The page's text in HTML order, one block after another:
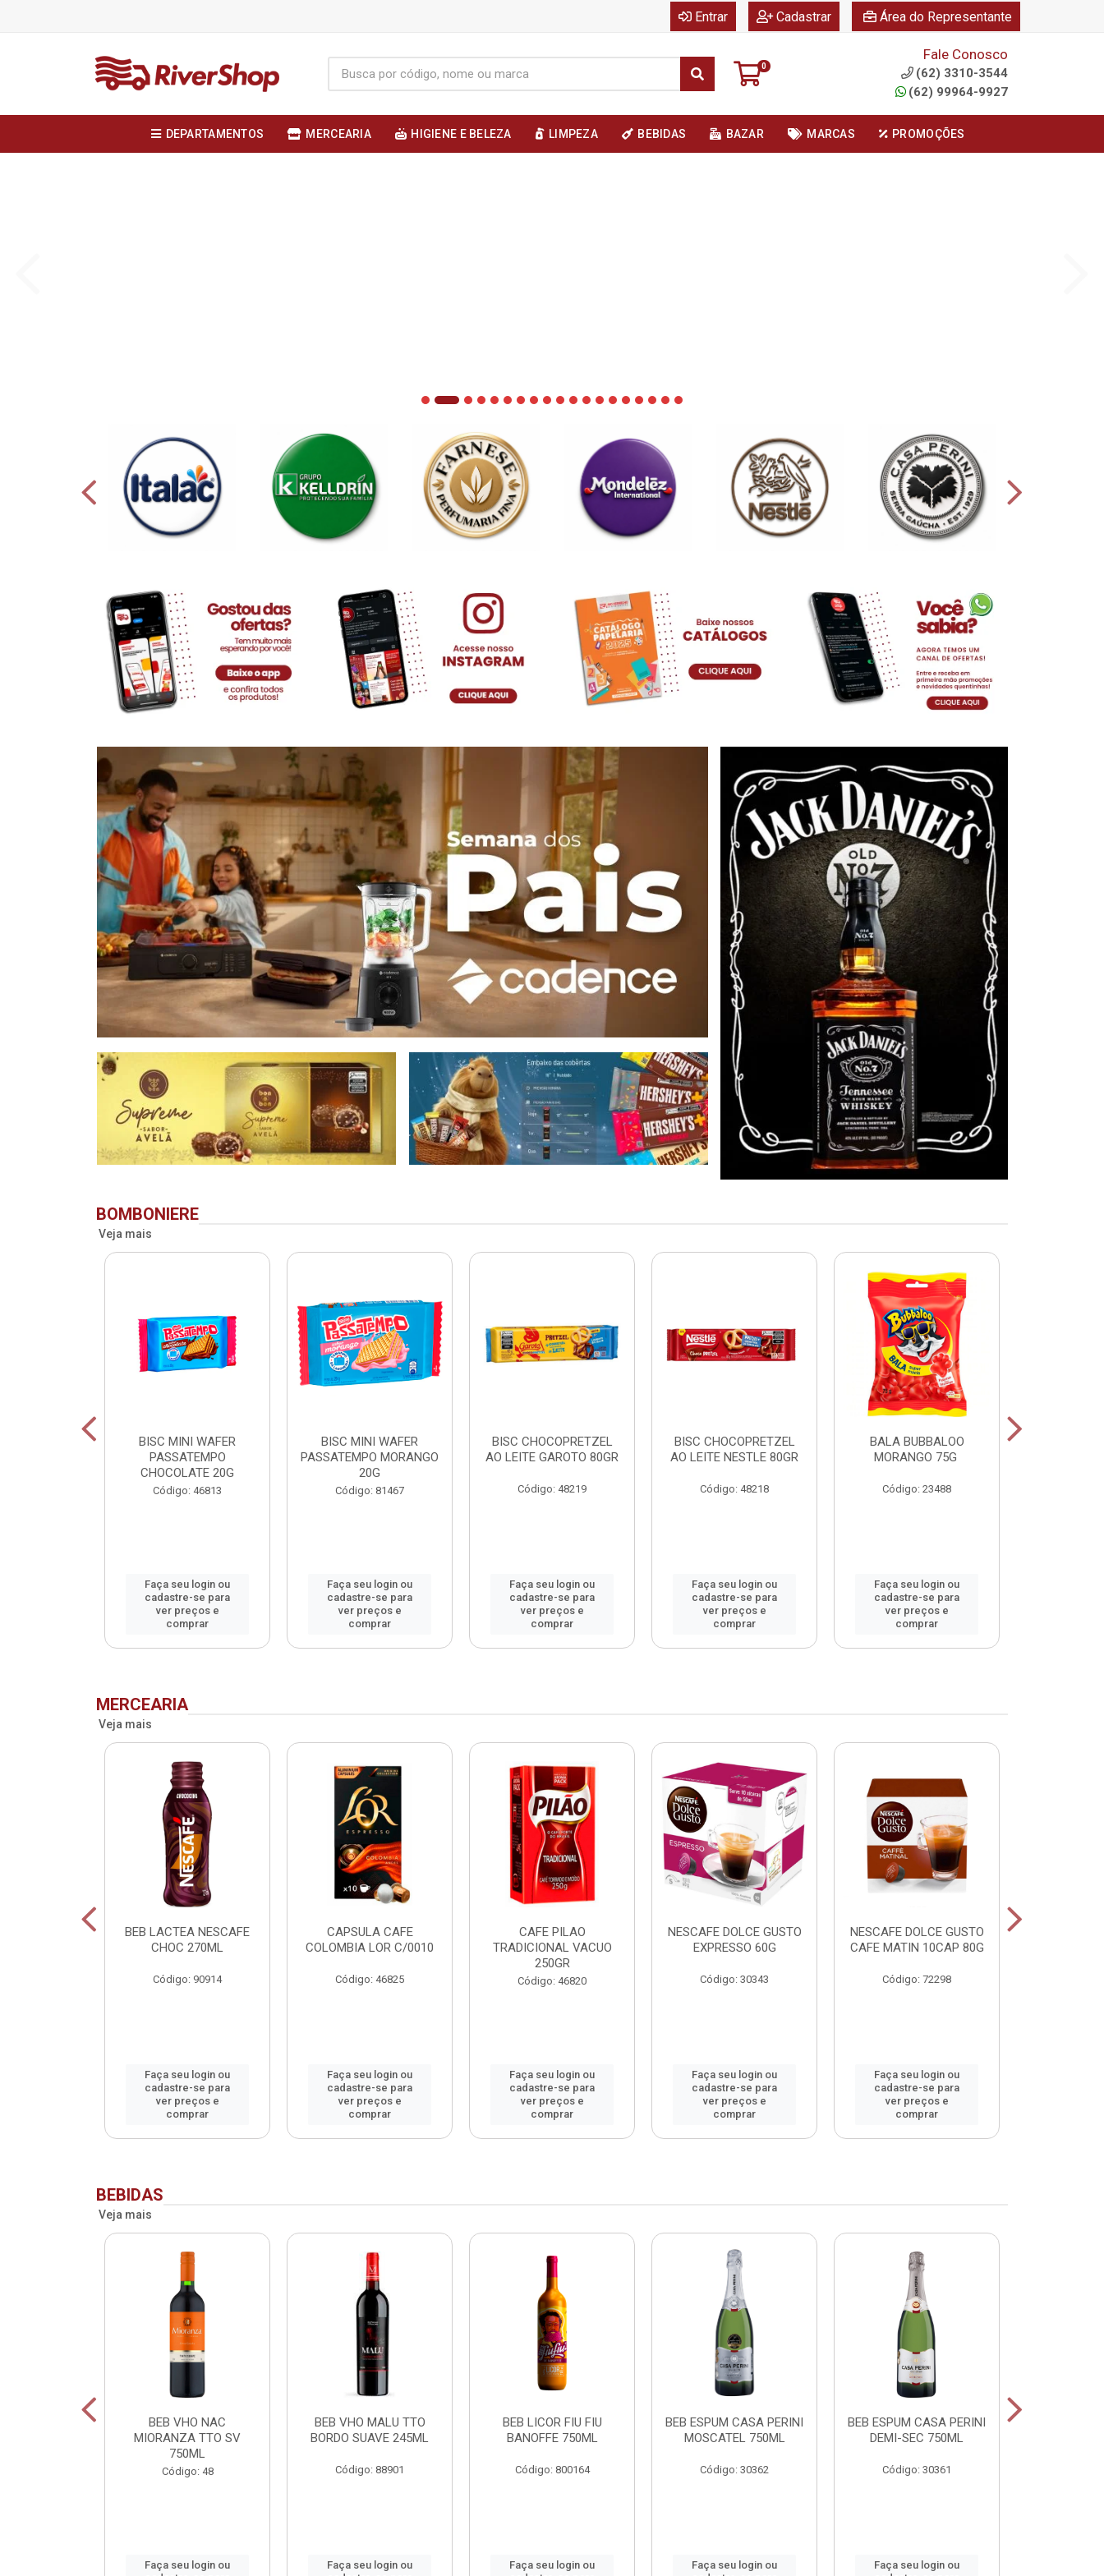
Entrar Cadastrar Área do Representante
0
Fale Conosco
(62) 3310-3544
(62) 99964-9927
DEPARTAMENTOS MERCEARIA HIGIENE E BELEZA LIMPEZA BEBIDAS BAZAR MARCAS PROMOÇÕES
BOMBONIERE
Veja mais
BISC MINI WAFER
PASSATEMPO
CHOCOLATE 20G
Código: 46813
Faça seu login ou
cadastre-se para
ver preços e
comprar
BISC MINI WAFER
PASSATEMPO MORANGO
20G
Código: 81467
Faça seu login ou
cadastre-se para
ver preços e
comprar
BISC CHOCOPRETZEL
AO LEITE GAROTO 80GR
Código: 48219
Faça seu login ou
cadastre-se para
ver preços e
comprar
BISC CHOCOPRETZEL
AO LEITE NESTLE 80GR
Código: 48218
Faça seu login ou
cadastre-se para
ver preços e
comprar
BALA BUBBALOO
MORANGO 75G
Código: 23488
Faça seu login ou
cadastre-se para
ver preços e
comprar
MERCEARIA
Veja mais
BEB LACTEA NESCAFE
CHOC 270ML
Código: 90914
Faça seu login ou
cadastre-se para
ver preços e
comprar
CAPSULA CAFE
COLOMBIA LOR C/0010
Código: 46825
Faça seu login ou
cadastre-se para
ver preços e
comprar
CAFE PILAO
TRADICIONAL VACUO
250GR
Código: 46820
Faça seu login ou
cadastre-se para
ver preços e
comprar
NESCAFE DOLCE GUSTO
EXPRESSO 60G
Código: 30343
Faça seu login ou
cadastre-se para
ver preços e
comprar
NESCAFE DOLCE GUSTO
CAFE MATIN 10CAP 80G
Código: 72298
Faça seu login ou
cadastre-se para
ver preços e
comprar
BEBIDAS
Veja mais
BEB VHO NAC
MIORANZA TTO SV
750ML
Código: 48
Faça seu login ou
BEB VHO MALU TTO
BORDO SUAVE 245ML
Código: 88901
Faça seu login ou
BEB LICOR FIU FIU
BANOFFE 750ML
Código: 800164
Faça seu login ou
BEB ESPUM CASA PERINI
MOSCATEL 750ML
Código: 30362
Faça seu login ou
BEB ESPUM CASA PERINI
DEMI-SEC 750ML
Código: 30361
Faça seu login ou